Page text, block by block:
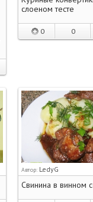
слоеном тесте
0 0
Автор: LedyG
Свинина в винном